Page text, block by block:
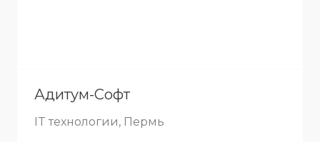
Адитум-Софт
IT технологии, Пермь